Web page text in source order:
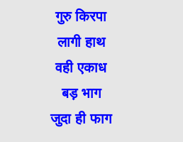
गुरु किरपा
लागी हाथ
वही एकाध
बड़ भाग
जुदा ही फाग